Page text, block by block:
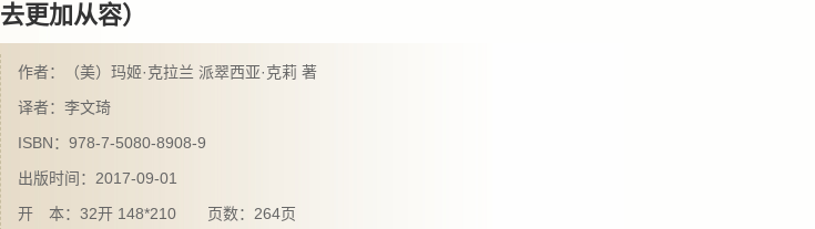
去更加从容）
作者：（美）玛姬·克拉兰 派翠西亚·克莉 著
译者：李文琦
ISBN：978-7-5080-8908-9
出版时间：2017-09-01
开 本：32开 148*210 页数：264页